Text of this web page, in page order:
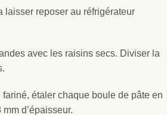
laisser reposer au réfrigérateur
avec les raisins secs. Diviser la
étaler chaque boule de pâte en
d’épaisseur.